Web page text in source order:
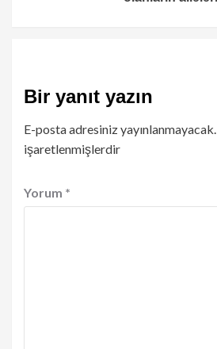
Bir yanıt yazın
E-posta adresiniz yayınlanmayacak.
işaretlenmişlerdir
Yorum *